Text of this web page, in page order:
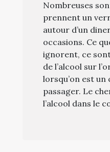
Nombreuses
prennent un
autour d’un
occasions. Ce
ignorent, ce
de l’alcool sur
lorsqu’on est
passager. Le
l’alcool dans le